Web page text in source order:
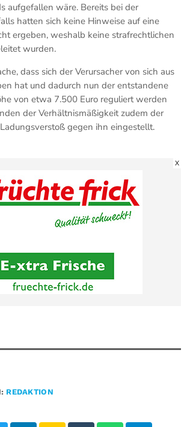
aufgefallen wäre. Bereits bei der
hatten sich keine Hinweise auf eine
ergeben, weshalb keine strafrechtlichen
wurden.
dass sich der Verursacher von sich aus
hat und dadurch nun der entstandene
von etwa 7.500 Euro reguliert werden
der Verhältnismäßigkeit zudem der
gegen ihn eingestellt.
X
REDAKTION